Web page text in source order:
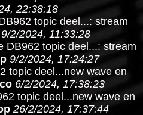
22:38:18
topic deel...: stream
9/2/2024, 11:33:28
DB962 topic deel...: stream
9/2/2024, 17:24:27
topic deel...new wave en
6/2/2024, 17:38:23
topic deel...new wave en
26/2/2024, 17:37:44